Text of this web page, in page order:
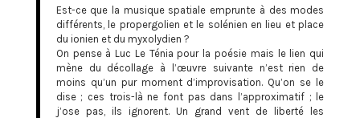
Est-ce que la musique spatiale emprunte à des modes
différents, le propergolien et le solénien en lieu et place
du ionien et du myxolydien ?
On pense à Luc Le Ténia pour la poésie mais le lien qui
mène du décollage à l’œuvre suivante n’est rien de
moins qu’un pur moment d’improvisation. Qu’on se le
dise ; ces trois-là ne font pas dans l’approximatif ; le
j’ose pas, ils ignorent. Un grand vent de liberté les